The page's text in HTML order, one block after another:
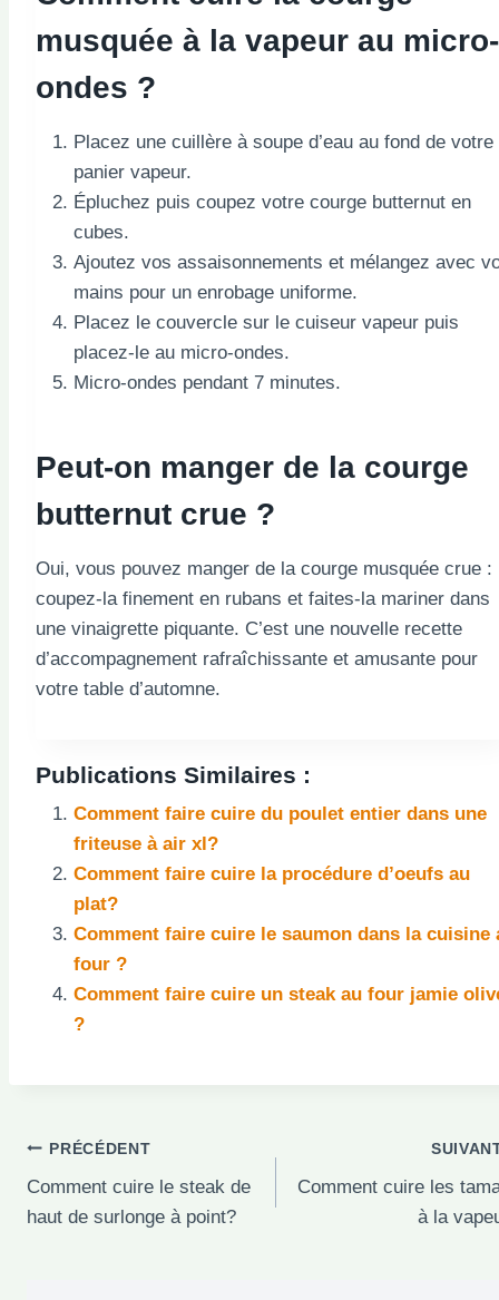
musquée à la vapeur au micro-
ondes ?
Placez une cuillère à soupe d’eau au fond de votre
panier vapeur.
Épluchez puis coupez votre courge butternut en
cubes.
Ajoutez vos assaisonnements et mélangez avec
mains pour un enrobage uniforme.
Placez le couvercle sur le cuiseur vapeur puis
placez-le au micro-ondes.
Micro-ondes pendant 7 minutes.
Peut-on manger de la courge
butternut crue ?
Oui, vous pouvez manger de la courge musquée crue :
coupez-la finement en rubans et faites-la mariner dans
une vinaigrette piquante. C’est une nouvelle recette
d’accompagnement rafraîchissante et amusante pour
votre table d’automne.
Publications Similaires :
Comment faire cuire du poulet entier dans une
friteuse à air xl?
Comment faire cuire la procédure d’oeufs au
plat?
Comment faire cuire le saumon dans la cuisine
four ?
Comment faire cuire un steak au four jamie
?
Navigation
de
PRÉCÉDENT
Comment cuire le steak de
haut de surlonge à point?
Comment cuire les
à la